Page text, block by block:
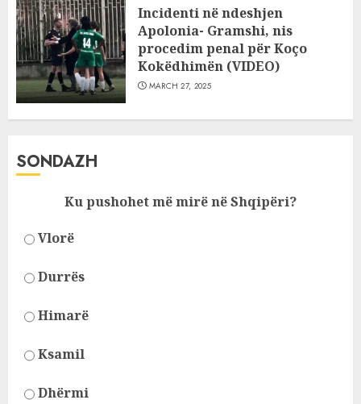
Incidenti në ndeshjen
Apolonia- Gramshi, nis
procedim penal për Koço
Kokëdhimën (VIDEO)
MARCH 27, 2025
SONDAZH
Ku pushohet më mirë në Shqipëri?
Vlorë
Durrës
Himarë
Ksamil
Dhërmi